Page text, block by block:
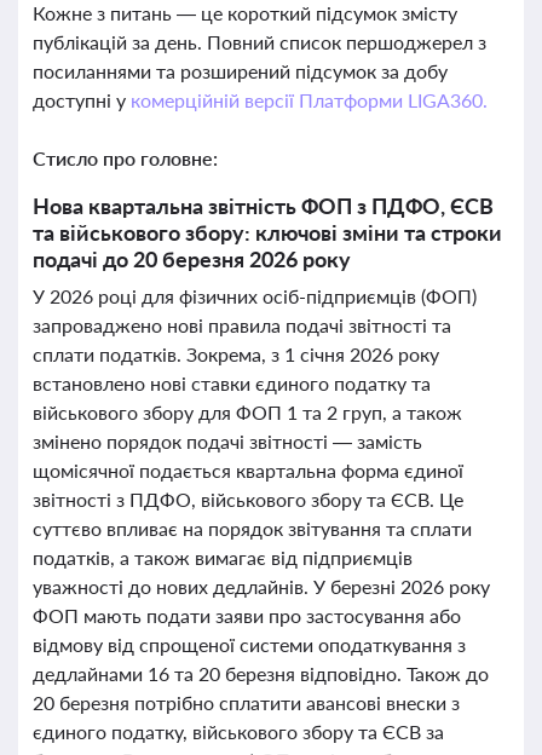
Кожне з питань — це короткий підсумок змісту
публікацій за день. Повний список першоджерел з
посиланнями та розширений підсумок за добу
доступні у комерційній версії Платформи LIGA360.
Стисло про головне:
Нова квартальна звітність ФОП з ПДФО, ЄСВ
та військового збору: ключові зміни та строки
подачі до 20 березня 2026 року
У 2026 році для фізичних осіб-підприємців (ФОП)
запроваджено нові правила подачі звітності та
сплати податків. Зокрема, з 1 січня 2026 року
встановлено нові ставки єдиного податку та
військового збору для ФОП 1 та 2 груп, а також
змінено порядок подачі звітності — замість
щомісячної подається квартальна форма єдиної
звітності з ПДФО, військового збору та ЄСВ. Це
суттєво впливає на порядок звітування та сплати
податків, а також вимагає від підприємців
уважності до нових дедлайнів. У березні 2026 року
ФОП мають подати заяви про застосування або
відмову від спрощеної системи оподаткування з
дедлайнами 16 та 20 березня відповідно. Також до
20 березня потрібно сплатити авансові внески з
єдиного податку, військового збору та ЄСВ за